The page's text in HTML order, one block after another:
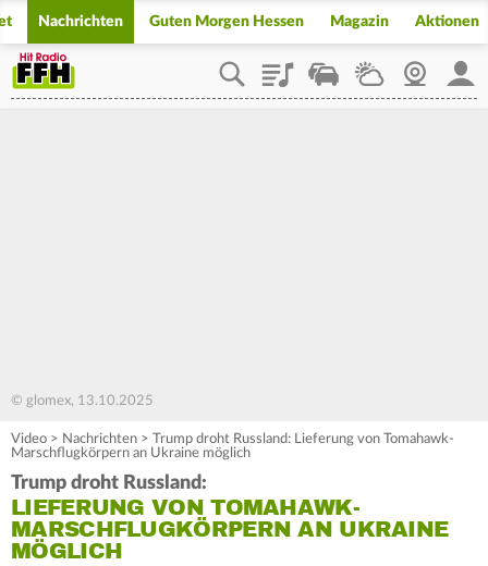
Nachrichten Guten Morgen Hessen Magazin Aktionen
PlaylistStaupilotWetterWebcam
© glomex, 13.10.2025
Video > Nachrichten > Trump droht Russland: Lieferung von Tomahawk-
Marschflugkörpern an Ukraine möglich
Trump droht Russland:
LIEFERUNG VON TOMAHAWK-
MARSCHFLUGKÖRPERN AN UKRAINE
MÖGLICH